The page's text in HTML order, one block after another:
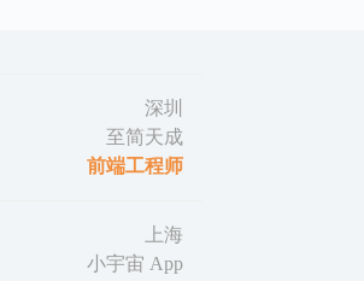
深圳
至简天成
前端工程师
上海
小宇宙 App